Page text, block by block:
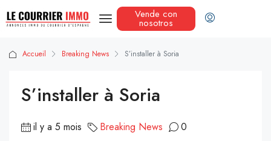
Vende con
nosotros
Accueil Breaking News S’installer à Soria
S’installer à Soria
il y a 5 mois Breaking News 0